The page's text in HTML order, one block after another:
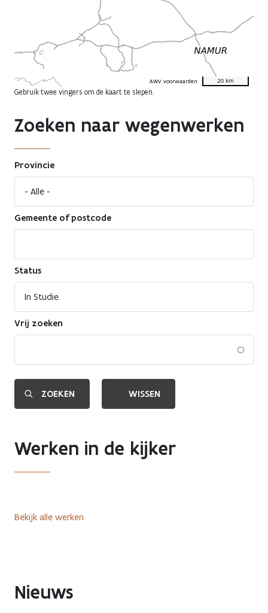
AWV voorwaarden 20 km
Gebruik twee vingers om de kaart te slepen.
Werken in de kijker
Bekijk alle werken
Zoeken naar wegenwerken
Provincie
Gemeente of postcode
Status
Vrij zoeken
Nieuws